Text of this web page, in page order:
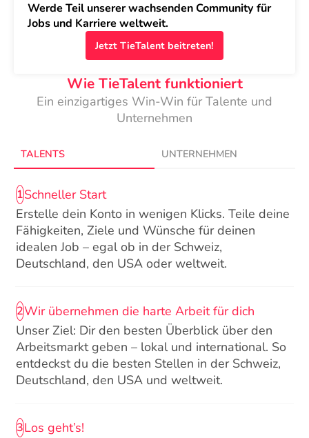
Werde Teil unserer wachsenden Community für
Jobs und Karriere weltweit.
Jetzt TieTalent beitreten!
Wie TieTalent funktioniert
Ein einzigartiges Win-Win für Talente und
Unternehmen
TALENTS UNTERNEHMEN
1Schneller Start
Erstelle dein Konto in wenigen Klicks. Teile deine
Fähigkeiten, Ziele und Wünsche für deinen
idealen Job – egal ob in der Schweiz,
Deutschland, den USA oder weltweit.
2Wir übernehmen die harte Arbeit für dich
Unser Ziel: Dir den besten Überblick über den
Arbeitsmarkt geben – lokal und international. So
entdeckst du die besten Stellen in der Schweiz,
Deutschland, den USA und weltweit.
3Los geht’s!